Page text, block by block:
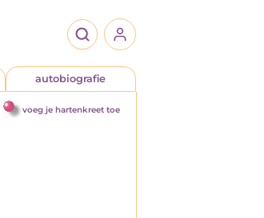
autobiografie
voeg je hartenkreet toe